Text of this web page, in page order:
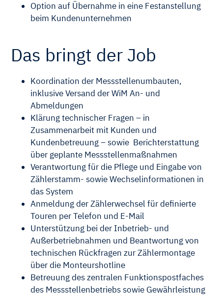
Option auf Übernahme in eine Festanstellung
beim Kundenunternehmen
Das bringt der Job
Koordination der Messstellenumbauten,
inklusive Versand der WiM An- und
Abmeldungen
Klärung technischer Fragen – in
Zusammenarbeit mit Kunden und
Kundenbetreuung – sowie Berichterstattung
über geplante Messstellenmaßnahmen
Verantwortung für die Pflege und Eingabe von
Zählerstamm- sowie Wechselinformationen in
das System
Anmeldung der Zählerwechsel für definierte
Touren per Telefon und E-Mail
Unterstützung bei der Inbetrieb- und
Außerbetriebnahmen und Beantwortung von
technischen Rückfragen zur Zählermontage
über die Monteurshotline
Betreuung des zentralen Funktionspostfaches
des Messstellenbetriebs sowie Gewährleistung